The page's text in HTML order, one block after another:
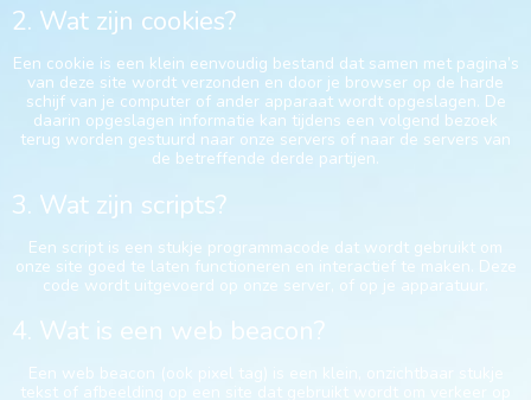
2. Wat zijn cookies?
Een cookie is een klein eenvoudig bestand dat samen met pagina’s
van deze site wordt verzonden en door je browser op de harde
schijf van je computer of ander apparaat wordt opgeslagen. De
daarin opgeslagen informatie kan tijdens een volgend bezoek
terug worden gestuurd naar onze servers of naar de servers van
de betreffende derde partijen.
3. Wat zijn scripts?
Een script is een stukje programmacode dat wordt gebruikt om
onze site goed te laten functioneren en interactief te maken. Deze
code wordt uitgevoerd op onze server, of op je apparatuur.
4. Wat is een web beacon?
Een web beacon (ook pixel tag) is een klein, onzichtbaar stukje
tekst of afbeelding op een site dat gebruikt wordt om verkeer op